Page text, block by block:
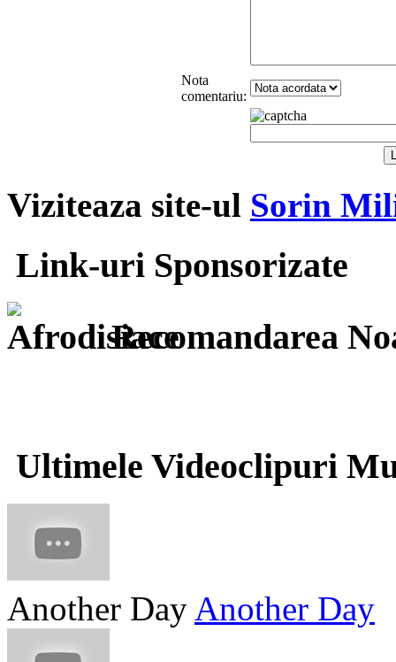
Nota
comentariu:
Viziteaza site-ul Sorin
Link-uri Sponsorizate
Recomandarea
Ultimele Videoclipuri
Another Day Another Day